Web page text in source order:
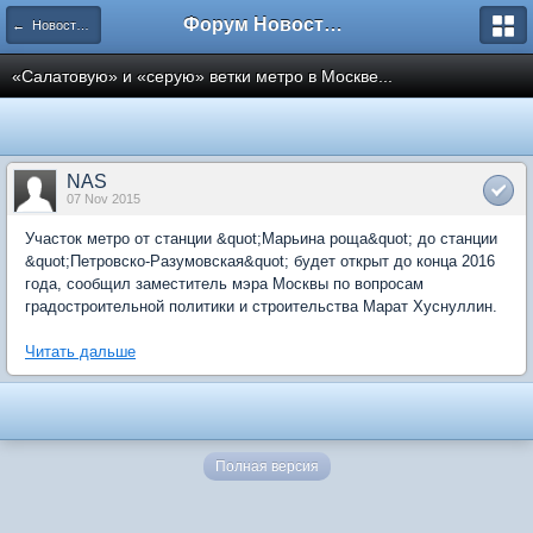
← Новости рынка недвижимости Форум Новостройки
«Салатовую» и «серую» ветки метро в Москве...
NAS
07 Nov 2015
Участок метро от станции &quot;Марьина роща&quot; до станции
&quot;Петровско-Разумовская&quot; будет открыт до конца 2016
года, сообщил заместитель мэра Москвы по вопросам
градостроительной политики и строительства Марат Хуснуллин.
Читать дальше
Полная версия